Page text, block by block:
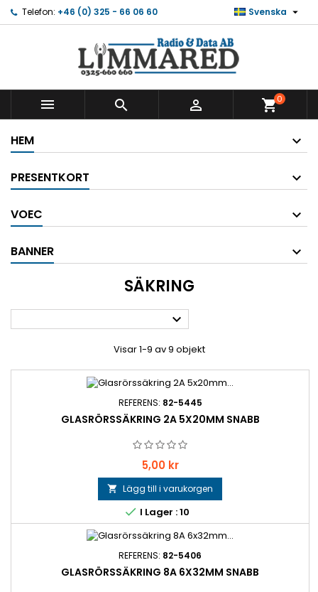
Telefon: +46 (0) 325 - 66 06 60 Svenska 
   shopping_cart0
HEM
PRESENTKORT
VOEC
BANNER
SÄKRING

Visar 1-9 av 9 objekt
REFERENS: 82-5445
GLASRÖRSSÄKRING 2A 5X20MM SNABB
Pris
5,00 kr
 Lägg till i varukorgen
 I Lager : 10
REFERENS: 82-5406
GLASRÖRSSÄKRING 8A 6X32MM SNABB